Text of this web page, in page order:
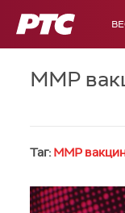
РТС
ММР
Таг: ММР